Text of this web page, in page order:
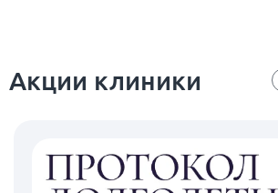
Акции клиники